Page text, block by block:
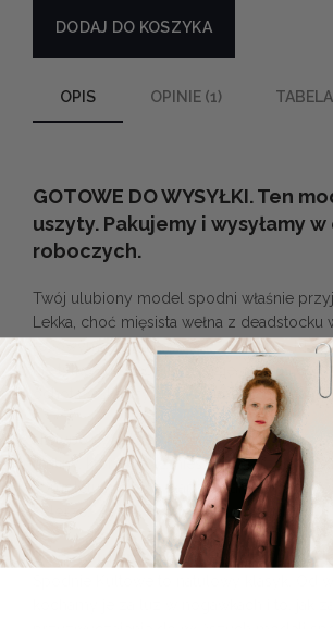
DODAJ DO KOSZYKA
OPIS OPINIE (1)
GOTOWE DO WYSYŁKI.Ten
uszyty. Pakujemy i wysyłamy
roboczych.
Twój ulubiony model spodni właśnie
Lekka, choć mięsista wełna z
różowym potrafi zawrócić w głowie.
nie tylko na specjalne okazje, ale i na co
ochotę wskoczyć w coś innego niż jeansy.
Nietypowy odcień różu jest stylowy.
maliny, które ktoś zmieszał z porządną
kompletu możesz złapać marynarkę Takt
kolorze.
Za co je lubimy?